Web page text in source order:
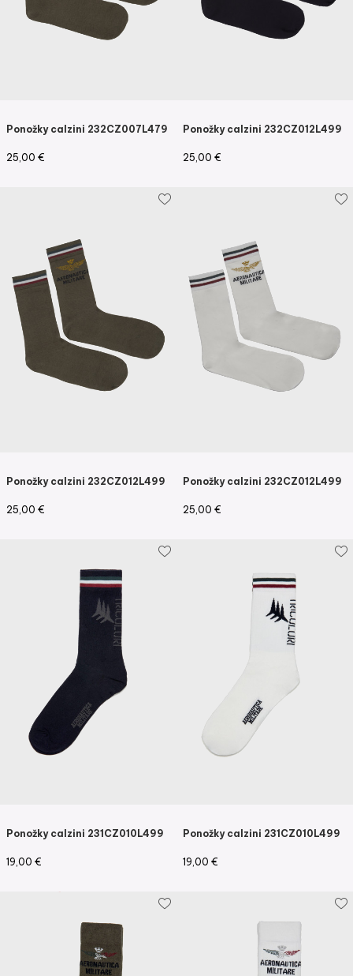
Ponožky calzini 232CZ007L479
25,00 €
Ponožky calzini 232CZ012L499
25,00 €
Ponožky calzini 232CZ012L499
25,00 €
Ponožky calzini 232CZ012L499
25,00 €
Ponožky calzini 231CZ010L499
19,00 €
Ponožky calzini 231CZ010L499
19,00 €